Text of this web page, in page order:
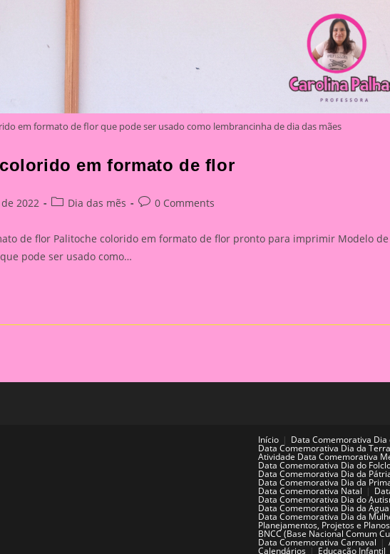
em formato de flor que pode ser usado como lembrancinha de dia das mães
em formato de flor
2022
PostDia das mẽs
Post0 Comments
de flor Palitoche colorido em formato de flor pronto para imprimir Modelo de
pode ser usado como…
Início Data Comemorativa Dia
Data Comemorativa Dia da Terra
Atividade Data Comemorativa
Data Comemorativa Dia do
Data Comemorativa Dia da
Data Comemorativa Dia da
Data Comemorativa Natal
Data Comemorativa Dia do
Data Comemorativa Dia da Água
Data Comemorativa Dia da
Planejamentos, Projetos e
BNCC (Base Nacional Comum
Data Comemorativa Carnaval
Calendários Educação Infantil